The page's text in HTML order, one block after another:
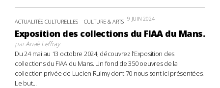
ACTUALITÉS CULTURELLES CULTURE & ARTS 9 JUIN 2024
Exposition des collections du FIAA du Mans.
parAnaë Leffray
Du 24 mai au 13 octobre 2024, découvrez l’Exposition des
collections du FIAA du Mans. Un fond de 350 oeuvres de la
collection privée de Lucien Ruimy dont 70 nous sont ici présentées.
Le but...